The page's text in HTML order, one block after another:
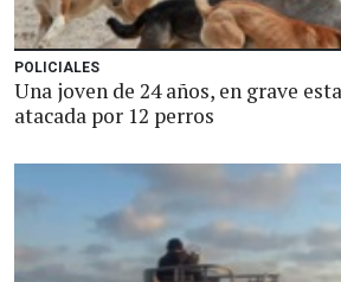
POLICIALES
Una joven de 24 años, en grave
atacada por 12 perros